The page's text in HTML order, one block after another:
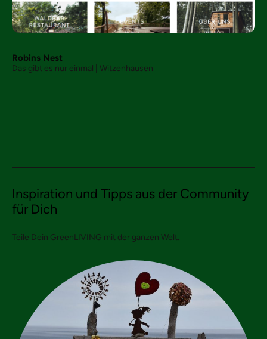
Robins Nest
Das gibt es nur einmal | Witzenhausen
Inspiration und Tipps aus der Community
für Dich
Teile Dein GreenLIVING mit der ganzen Welt.